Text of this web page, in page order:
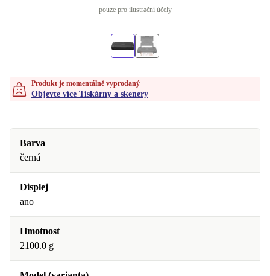
pouze pro ilustrační účely
Produkt je momentálně vyprodaný
Objevte více Tiskárny a skenery
Barva
černá
Displej
ano
Hmotnost
2100.0 g